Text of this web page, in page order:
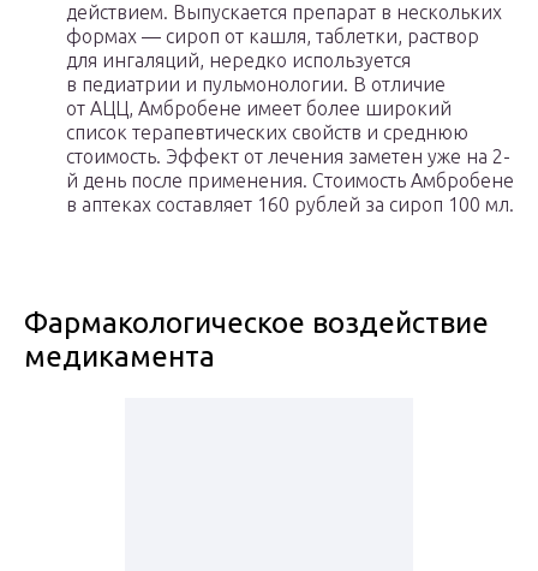
действием. Выпускается препарат в нескольких
формах — сироп от кашля, таблетки, раствор
для ингаляций, нередко используется
в педиатрии и пульмонологии. В отличие
от АЦЦ, Амбробене имеет более широкий
список терапевтических свойств и среднюю
стоимость. Эффект от лечения заметен уже на 2-
й день после применения. Стоимость Амбробене
в аптеках составляет 160 рублей за сироп 100 мл.
Фармакологическое воздействие
медикамента